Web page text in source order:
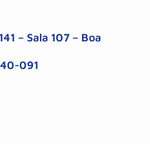
– Sala 107 – Boa
091